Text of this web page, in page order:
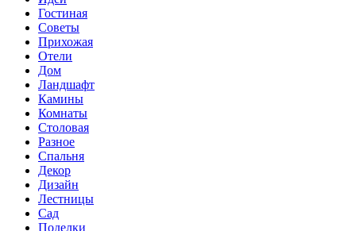
Гостиная
Советы
Прихожая
Отели
Дом
Ландшафт
Камины
Комнаты
Столовая
Разное
Спальня
Декор
Дизайн
Лестницы
Сад
Поделки